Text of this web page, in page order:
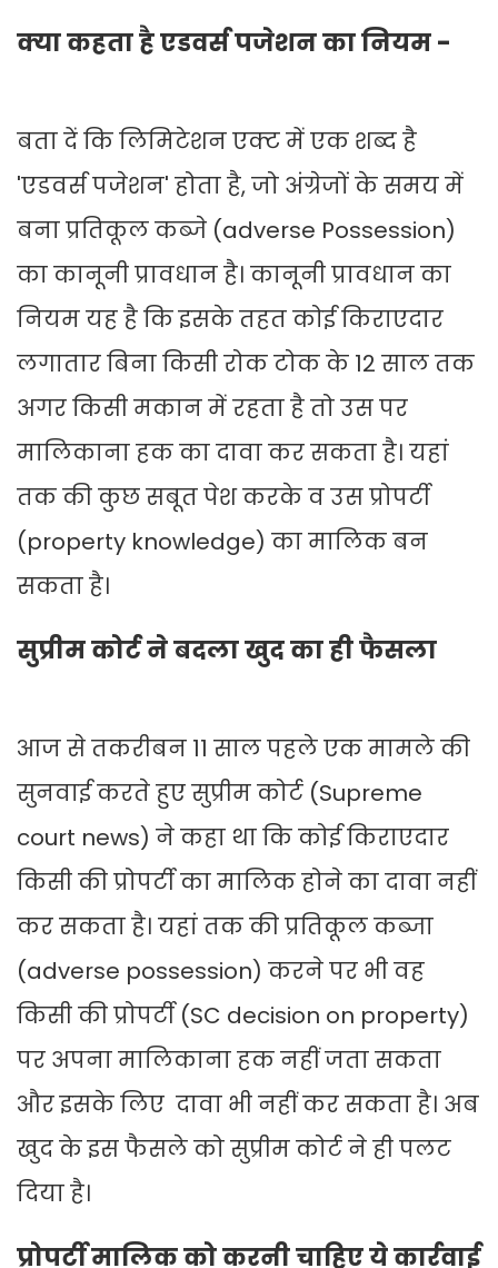
क्या कहता है एडवर्स पजेशन का नियम -
बता दें कि लिमिटेशन एक्ट में एक शब्द है
'एडवर्स पजेशन' होता है, जो अंग्रेजों के समय में
बना प्रतिकूल कब्जे (adverse Possession)
का कानूनी प्रावधान है। कानूनी प्रावधान का
नियम यह है कि इसके तहत कोई किराएदार
लगातार बिना किसी रोक टोक के 12 साल तक
अगर किसी मकान में रहता है तो उस पर
मालिकाना हक का दावा कर सकता है। यहां
तक की कुछ सबूत पेश करके व उस प्रोपर्टी
(property knowledge) का मालिक बन
सकता है।
सुप्रीम कोर्ट ने बदला खुद का ही फैसला
आज से तकरीबन 11 साल पहले एक मामले की
सुनवाई करते हुए सुप्रीम कोर्ट (Supreme
court news) ने कहा था कि कोई किराएदार
किसी की प्रोपर्टी का मालिक होने का दावा नहीं
कर सकता है। यहां तक की प्रतिकूल कब्जा
(adverse possession) करने पर भी वह
किसी की प्रोपर्टी (SC decision on property)
पर अपना मालिकाना हक नहीं जता सकता
और इसके लिए दावा भी नहीं कर सकता है। अब
खुद के इस फैसले को सुप्रीम कोर्ट ने ही पलट
दिया है।
प्रोपर्टी मालिक को करनी चाहिए ये कार्रवाई